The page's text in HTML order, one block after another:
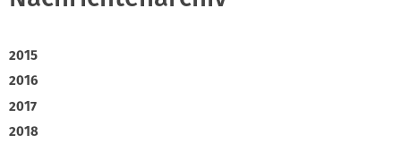
2015
2016
2017
2018